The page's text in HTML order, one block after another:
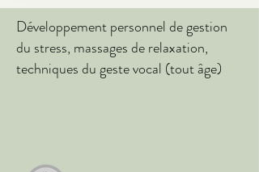
Développement personnel de gestion
du stress, massages de relaxation,
techniques du geste vocal (tout âge)